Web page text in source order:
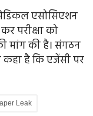
एसोसिएशन
परीक्षा को
मांग की है। संगठन
कहा है कि एजेंसी पर
Leak